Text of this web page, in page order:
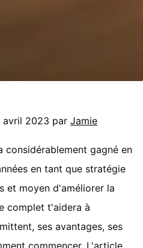
avril 2023 parJamie
considérablement gagné en
en tant que stratégie
et moyen d'améliorer la
complet t'aidera à
ses avantages, ses
commencer. L'article